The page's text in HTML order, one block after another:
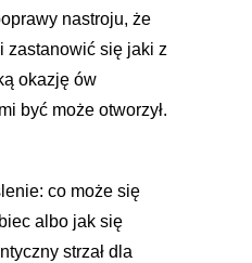
nastroju, że
zastanowić się jaki z
okazję ów
być może otworzył.
co może się
albo jak się
strzał dla